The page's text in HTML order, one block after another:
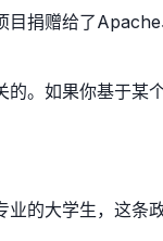
捐赠给了
的。如果你基于
的大学生，这条